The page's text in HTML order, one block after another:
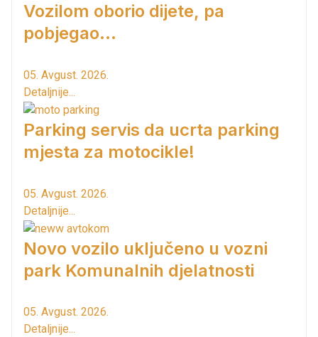
Vozilom oborio dijete, pa
pobjegao...
05. Avgust. 2026.
Detaljnije...
Parking servis da ucrta parking
mjesta za motocikle!
05. Avgust. 2026.
Detaljnije...
Novo vozilo uključeno u vozni
park Komunalnih djelatnosti
05. Avgust. 2026.
Detaljnije...